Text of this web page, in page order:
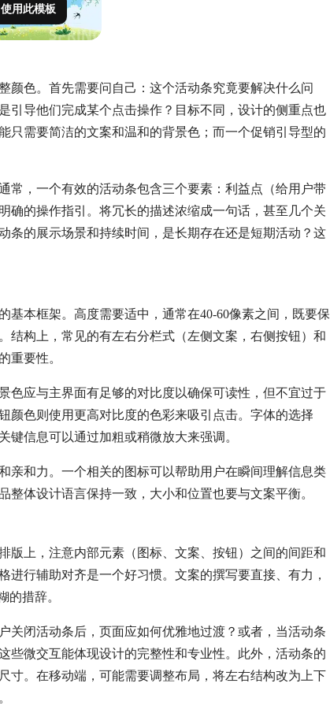
使用此模板
颜色。首先需要问自己：这个活动条究竟要解决什么问
引导他们完成某个点击操作？目标不同，设计的侧重点也
只需要简洁的文案和温和的背景色；而一个促销引导型的
常，一个有效的活动条包含三个要素：利益点（给用户带
确的操作指引。将冗长的描述浓缩成一句话，甚至几个关
条的展示场景和持续时间，是长期存在还是短期活动？这
基本框架。高度需要适中，通常在40-60像素之间，既要保
结构上，常见的有左右分栏式（左侧文案，右侧按钮）和
重要性。
色应与主界面有足够的对比度以确保可读性，但不宜过于
颜色则使用更高对比度的色彩来吸引点击。字体的选择
键信息可以通过加粗或稍微放大来强调。
亲和力。一个相关的图标可以帮助用户在瞬间理解信息类
体设计语言保持一致，大小和位置也要与文案平衡。
版上，注意内部元素（图标、文案、按钮）之间的间距和
进行辅助对齐是一个好习惯。文案的撰写要直接、有力，
的措辞。
关闭活动条后，页面应如何优雅地过渡？或者，当活动条
些微交互能体现设计的完整性和专业性。此外，活动条的
寸。在移动端，可能需要调整布局，将左右结构改为上下